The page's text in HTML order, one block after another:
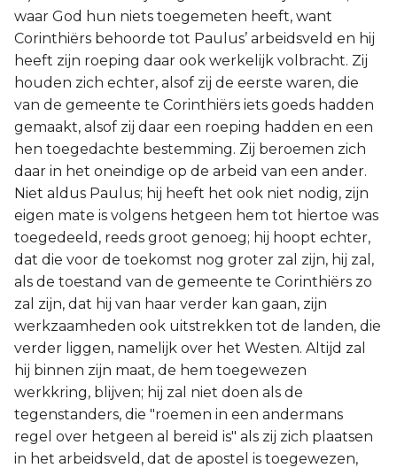
waar God hun niets toegemeten heeft, want
Corinthiërs behoorde tot Paulus’ arbeidsveld en hij
heeft zijn roeping daar ook werkelijk volbracht. Zij
houden zich echter, alsof zij de eerste waren, die
van de gemeente te Corinthiërs iets goeds hadden
gemaakt, alsof zij daar een roeping hadden en een
hen toegedachte bestemming. Zij beroemen zich
daar in het oneindige op de arbeid van een ander.
Niet aldus Paulus; hij heeft het ook niet nodig, zijn
eigen mate is volgens hetgeen hem tot hiertoe was
toegedeeld, reeds groot genoeg; hij hoopt echter,
dat die voor de toekomst nog groter zal zijn, hij zal,
als de toestand van de gemeente te Corinthiërs zo
zal zijn, dat hij van haar verder kan gaan, zijn
werkzaamheden ook uitstrekken tot de landen, die
verder liggen, namelijk over het Westen. Altijd zal
hij binnen zijn maat, de hem toegewezen
werkkring, blijven; hij zal niet doen als de
tegenstanders, die "roemen in een andermans
regel over hetgeen al bereid is" als zij zich plaatsen
in het arbeidsveld, dat de apostel is toegewezen,